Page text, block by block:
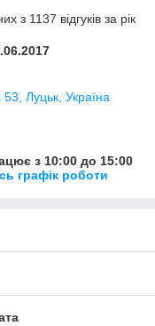
з 1137 відгуків за рік
Луцьк, Україна
з 10:00 до 15:00
графік роботи